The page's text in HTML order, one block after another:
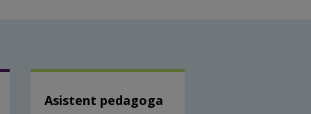
Asistent pedagoga